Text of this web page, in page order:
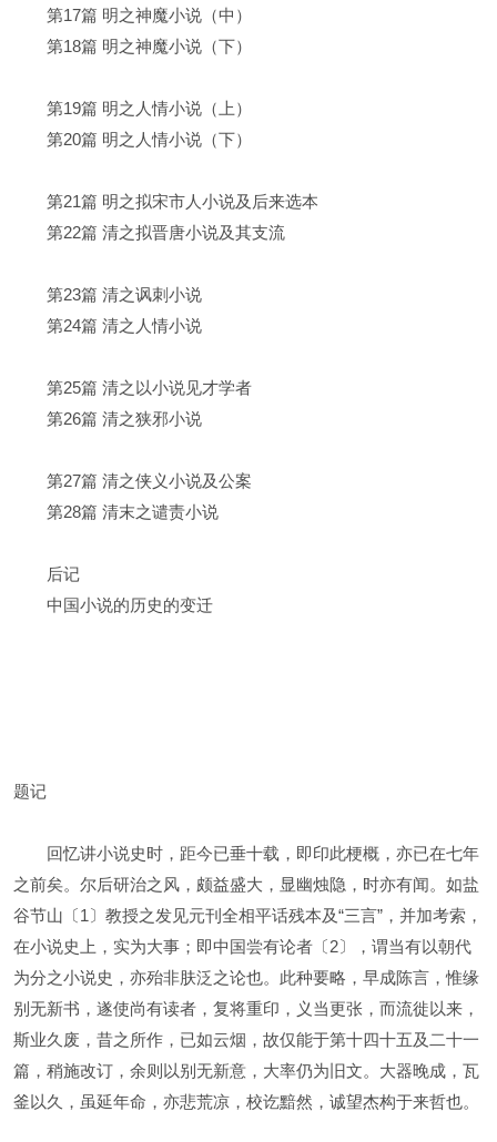
第17篇 明之神魔小说（中）
第18篇 明之神魔小说（下）
第19篇 明之人情小说（上）
第20篇 明之人情小说（下）
第21篇 明之拟宋市人小说及后来选本
第22篇 清之拟晋唐小说及其支流
第23篇 清之讽刺小说
第24篇 清之人情小说
第25篇 清之以小说见才学者
第26篇 清之狭邪小说
第27篇 清之侠义小说及公案
第28篇 清末之谴责小说
后记
中国小说的历史的变迁
题记
回忆讲小说史时，距今已垂十载，即印此梗概，亦已在七年
之前矣。尔后研治之风，颇益盛大，显幽烛隐，时亦有闻。如盐
谷节山〔1〕教授之发见元刊全相平话残本及“三言”，并加考索，
在小说史上，实为大事；即中国尝有论者〔2〕，谓当有以朝代
为分之小说史，亦殆非肤泛之论也。此种要略，早成陈言，惟缘
别无新书，遂使尚有读者，复将重印，义当更张，而流徙以来，
斯业久废，昔之所作，已如云烟，故仅能于第十四十五及二十一
篇，稍施改订，余则以别无新意，大率仍为旧文。大器晚成，瓦
釜以久，虽延年命，亦悲荒凉，校讫黯然，诚望杰构于来哲也。